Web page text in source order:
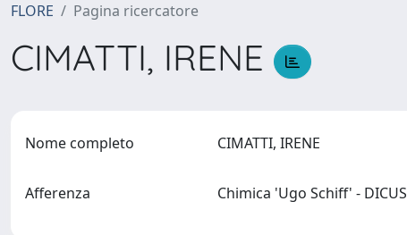
FLORE Pagina ricercatore
CIMATTI, IRENE
Nome completo CIMATTI, IRENE
Afferenza Chimica 'Ugo Schiff' - DICUS